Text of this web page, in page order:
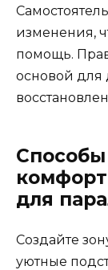
изменения,
помощь.
основой
для
Создайте
уютные